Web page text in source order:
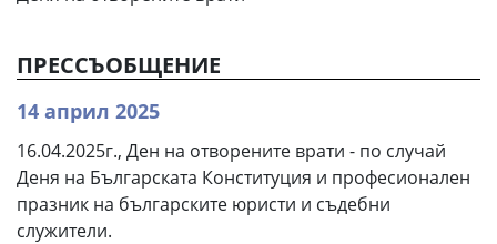
ПРЕССЪОБЩЕНИЕ
14 април 2025
16.04.2025г., Ден на отворените врати - по случай
Деня на Българската Конституция и професионален
празник на българските юристи и съдебни
служители.